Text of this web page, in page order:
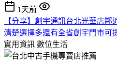
1天前
【分享】創宇通訊台北光華店
清楚選擇多還有全省創宇門市可
實用資訊 數位生活